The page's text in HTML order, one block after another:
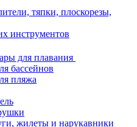
тяпки, плоскорезы,
инструментов
для плавания
бассейнов
пляжа
жилеты и нарукавники